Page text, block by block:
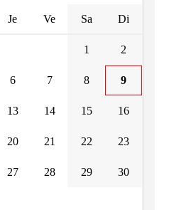
Je Ve Sa Di
1 2
6 7 8 9
13 14 15 16
20 21 22 23
27 28 29 30